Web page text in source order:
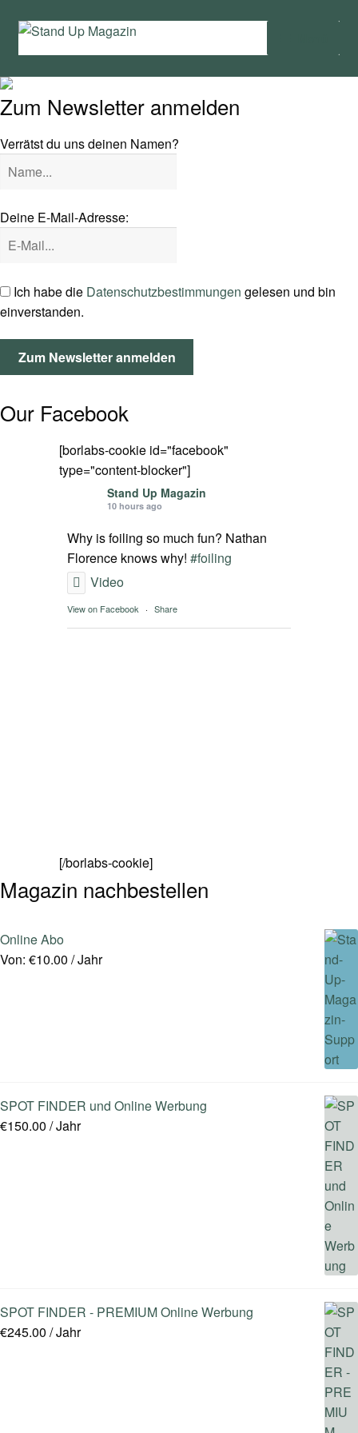
Zum
Home
News
Ratgeber
Das Magazin
SPOT FINDER
Mein Konto
Zum Newsletter anmelden
Verrätst du uns deinen Namen?
Deine E-Mail-Adresse:
Ich habe die Datenschutzbestimmungen gelesen und bin
einverstanden.
Our Facebook
[borlabs-cookie id="facebook"
type="content-blocker"]
Stand Up Magazin
10 hours ago
Why is foiling so much fun? Nathan
Florence knows why! #foiling
Video
View on Facebook · Share
[/borlabs-cookie]
Magazin nachbestellen
Online Abo
Von: €10.00 / Jahr
SPOT FINDER und Online Werbung
€150.00 / Jahr
SPOT FINDER - PREMIUM Online Werbung
€245.00 / Jahr